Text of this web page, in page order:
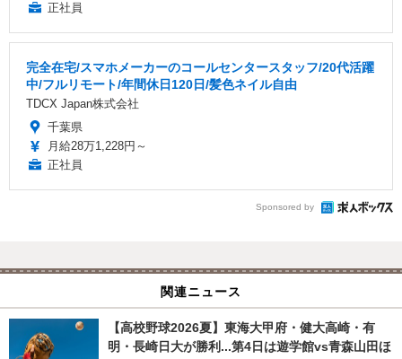
正社員
完全在宅/スマホメーカーのコールセンタースタッフ/20代活躍
中/フルリモート/年間休日120日/髪色ネイル自由
TDCX Japan株式会社
千葉県
月給28万1,228円～
正社員
Sponsored by
関連ニュース
【高校野球2026夏】東海大甲府・健大高崎・有
明・長崎日大が勝利...第4日は遊学館vs青森山田ほ